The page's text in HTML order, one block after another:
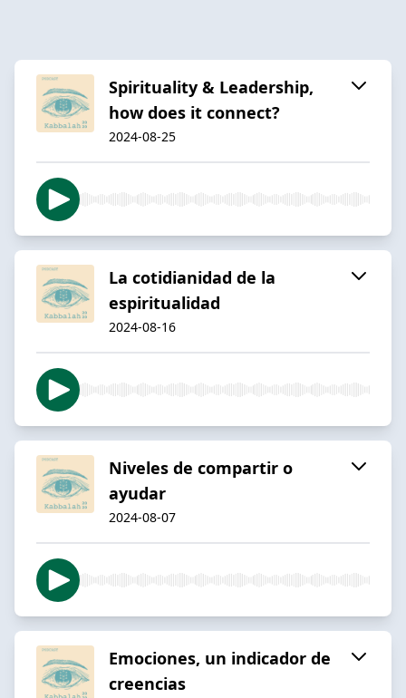
Spirituality & Leadership,
how does it connect?
2024-08-25
La cotidianidad de la
espiritualidad
2024-08-16
Niveles de compartir o
ayudar
2024-08-07
Emociones, un indicador de
creencias